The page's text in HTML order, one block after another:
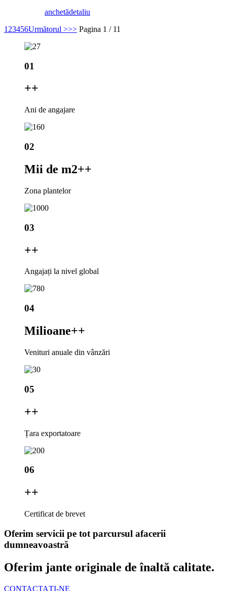
anchetădetaliu
1 23456Următorul >>> Pagina 1 / 11
01
++
Ani de angajare
02
Mii de m2++
Zona plantelor
03
++
Angajați la nivel global
04
Milioane++
Venituri anuale din vânzări
05
++
Țara exportatoare
06
++
Certificat de brevet
Oferim servicii pe tot parcursul afacerii
dumneavoastră
Oferim jante originale de înaltă calitate.
CONTACTAŢI-NE